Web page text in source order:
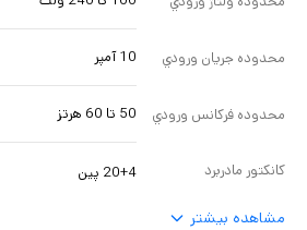
محدوده جريان ورودي 10 آمپر
محدوده فرکانس ورودي 50 تا 60 هرتز
کانکتور مادربرد 20+4 پین
مشاهده بیشتر